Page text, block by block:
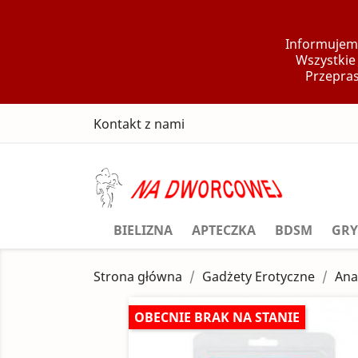
Kontakt z nami
BIELIZNA APTECZKA BDSM GRY
Strona główna Gadżety Erotyczne
OBECNIE BRAK NA STANIE